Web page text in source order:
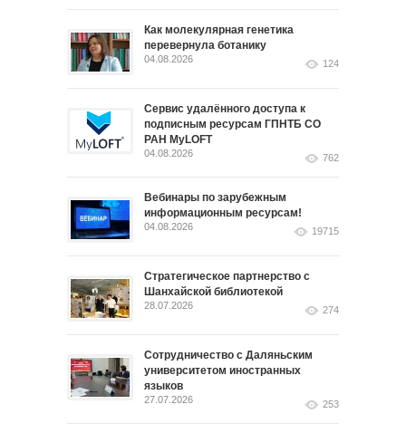
Как молекулярная генетика
перевернула ботанику
04.08.2026 124
Сервис удалённого доступа к
подписным ресурсам ГПНТБ СО
РАН MyLOFT
04.08.2026 762
Вебинары по зарубежным
информационным ресурсам!
04.08.2026 19715
Стратегическое партнерство с
Шанхайской библиотекой
28.07.2026 274
Сотрудничество с Даляньским
университетом иностранных
языков
27.07.2026 253